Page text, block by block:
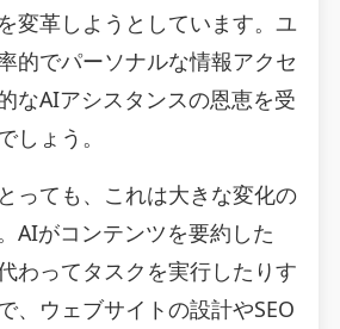
変革しようとしています。ユ
的でパーソナルな情報アクセ
なAIアシスタンスの恩恵を受
しょう。
っても、これは大きな変化の
AIがコンテンツを要約した
わってタスクを実行したりす
、ウェブサイトの設計やSEO